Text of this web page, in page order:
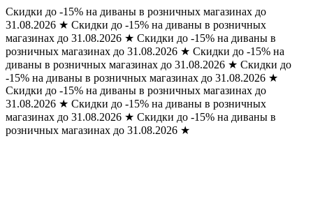
Скидки до -15% на диваны в розничных магазинах до
31.08.2026 ★ Скидки до -15% на диваны в розничных
магазинах до 31.08.2026 ★ Скидки до -15% на диваны в
розничных магазинах до 31.08.2026 ★ Скидки до -15% на
диваны в розничных магазинах до 31.08.2026 ★ Скидки до
-15% на диваны в розничных магазинах до 31.08.2026 ★
Скидки до -15% на диваны в розничных магазинах до
31.08.2026 ★ Скидки до -15% на диваны в розничных
магазинах до 31.08.2026 ★ Скидки до -15% на диваны в
розничных магазинах до 31.08.2026 ★